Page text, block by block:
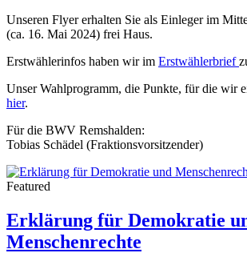
Unseren Flyer erhalten Sie als Einleger im
(ca. 16. Mai 2024) frei Haus.
Erstwählerinfos haben wir im Erstwählerbrief
Unser Wahlprogramm, die Punkte, für die wir
hier.
Für die BWV Remshalden:
Tobias Schädel (Fraktionsvorsitzender)
Featured
Erklärung für Demokratie
Menschenrechte